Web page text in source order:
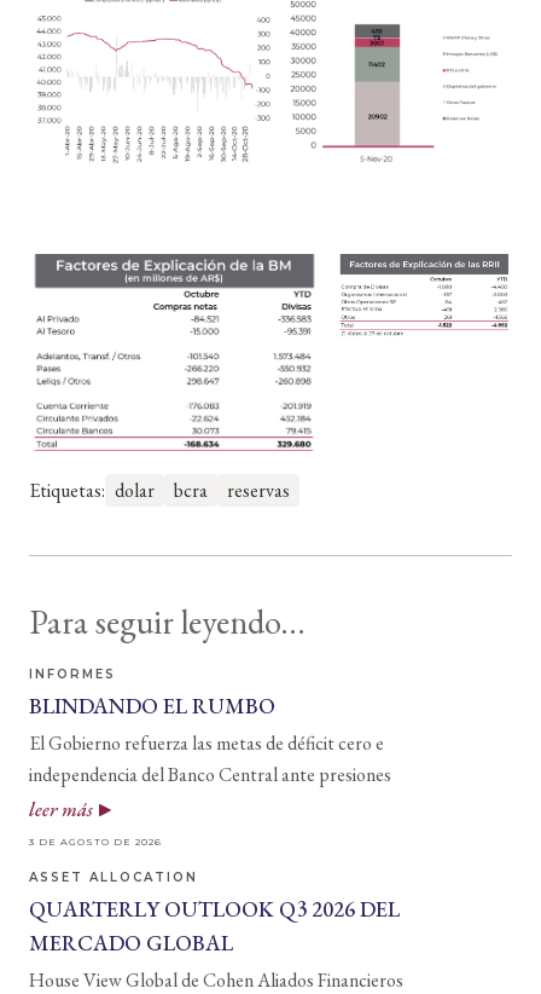
Etiquetas: dolar bcra reservas
Para seguir leyendo...
INFORMES
BLINDANDO EL RUMBO
El Gobierno refuerza las metas de déficit cero e
independencia del Banco Central ante presiones
leer más
3 DE AGOSTO DE 2026
ASSET ALLOCATION
QUARTERLY OUTLOOK Q3 2026 DEL
MERCADO GLOBAL
House View Global de Cohen Aliados Financieros